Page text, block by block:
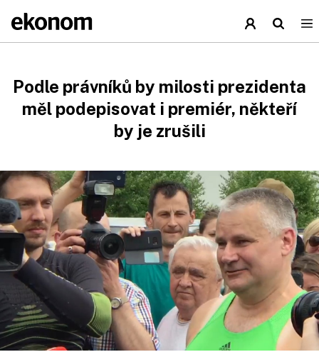
Podle právníků by milosti prezidenta
měl podepisovat i premiér, někteří
by je zrušili